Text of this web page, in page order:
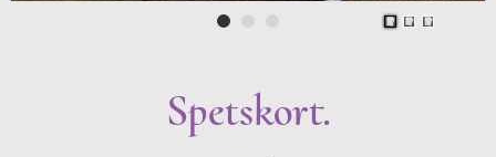
Spetskort.